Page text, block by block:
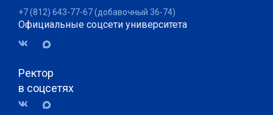
+7 (812) 643-77-67 (добавочный 36-74)
Официальные соцсети университета
Ректор
в соцсетях